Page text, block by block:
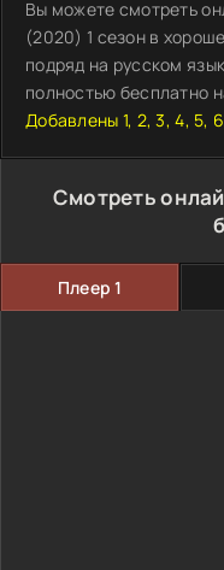
Вы можете смотреть
(2020) 1 сезон в
подряд на русском
полностью бесплатно
Добавлены 1, 2, 3, 4, 5,
Смотреть
Плеер 1